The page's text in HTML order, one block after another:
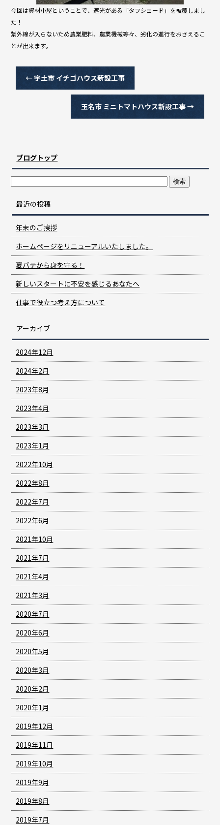
今回は資材小屋ということで、遮光がある「タフシェード」を被覆しまし
た！
紫外線が入らないため農業肥料、農業機械等々、劣化の進行をおさえるこ
とが出来ます。
← 宇土市 イチゴハウス新設工事
玉名市 ミニトマトハウス新設工事→
ブログトップ
最近の投稿
年末のご挨拶
ホームページをリニューアルいたしました。
夏バテから身を守る！
新しいスタートに不安を感じるあなたへ
仕事で役立つ考え方について
アーカイブ
2024年12月
2024年2月
2023年8月
2023年4月
2023年3月
2023年1月
2022年10月
2022年8月
2022年7月
2022年6月
2021年10月
2021年7月
2021年4月
2021年3月
2020年7月
2020年6月
2020年5月
2020年3月
2020年2月
2020年1月
2019年12月
2019年11月
2019年10月
2019年9月
2019年8月
2019年7月